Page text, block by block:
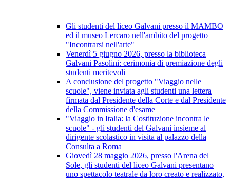
Gli studenti del liceo Galvani presso il MAMBO
ed il museo Lercaro nell'ambito del progetto
"Incontrarsi nell'arte"
Venerdì 5 giugno 2026, presso la biblioteca
Galvani Pasolini: cerimonia di premiazione degli
studenti meritevoli
A conclusione del progetto "Viaggio nelle
scuole", viene inviata agli studenti una lettera
firmata dal Presidente della Corte e dal Presidente
della Commissione d'esame
"Viaggio in Italia: la Costituzione incontra le
scuole" - gli studenti del Galvani insieme al
dirigente scolastico in visita al palazzo della
Consulta a Roma
Giovedì 28 maggio 2026, presso l'Arena del
Sole, gli studenti del liceo Galvani presentano
uno spettacolo teatrale da loro creato e realizzato,